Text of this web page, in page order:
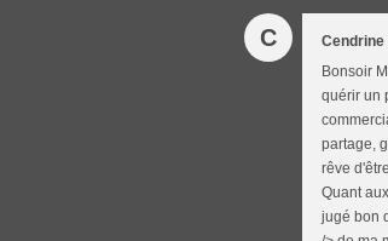
C Cendrine
Bonsoir
quérir un
partage,
rêve
Quant
jugé bon